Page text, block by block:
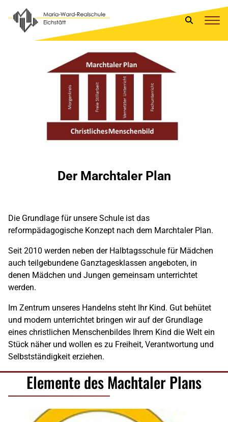
Der Marchtaler Plan
Die Grundlage für unsere Schule ist das
reformpädagogische Konzept nach dem Marchtaler Plan.
Seit 2010 werden neben der Halbtagsschule für Mädchen
auch teilgebundene Ganztagesklassen angeboten, in
denen Mädchen und Jungen gemeinsam unterrichtet
werden.
Im Zentrum unseres Handelns steht Ihr Kind. Gut behütet
und modern unterrichtet bringen wir auf der Grundlage
eines christlichen Menschenbildes Ihrem Kind die Welt ein
Stück näher und wollen es zu Freiheit, Verantwortung und
Selbstständigkeit erziehen.
Elemente des Machtaler Plans